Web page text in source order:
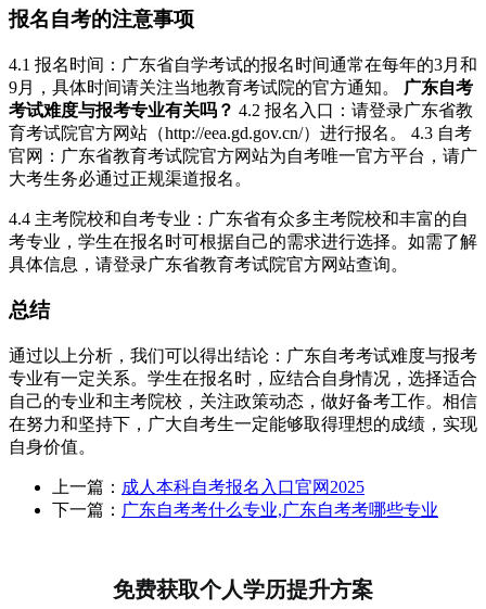
报名自考的注意事项
4.1 报名时间：广东省自学考试的报名时间通常在每年的3月和
9月，具体时间请关注当地教育考试院的官方通知。
广东自考
考试难度与报考专业有关吗？ 4.2 报名入口：请登录广东省教
育考试院官方网站（http://eea.gd.gov.cn/）进行报名。 4.3 自考
官网：广东省教育考试院官方网站为自考唯一官方平台，请广
大考生务必通过正规渠道报名。
4.4 主考院校和自考专业：广东省有众多主考院校和丰富的自
考专业，学生在报名时可根据自己的需求进行选择。如需了解
具体信息，请登录广东省教育考试院官方网站查询。
总结
通过以上分析，我们可以得出结论：广东自考考试难度与报考
专业有一定关系。学生在报名时，应结合自身情况，选择适合
自己的专业和主考院校，关注政策动态，做好备考工作。相信
在努力和坚持下，广大自考生一定能够取得理想的成绩，实现
自身价值。
上一篇： 成人本科自考报名入口官网2025
下一篇： 广东自考考什么专业,广东自考考哪些专业
免费获取个人学历提升方案